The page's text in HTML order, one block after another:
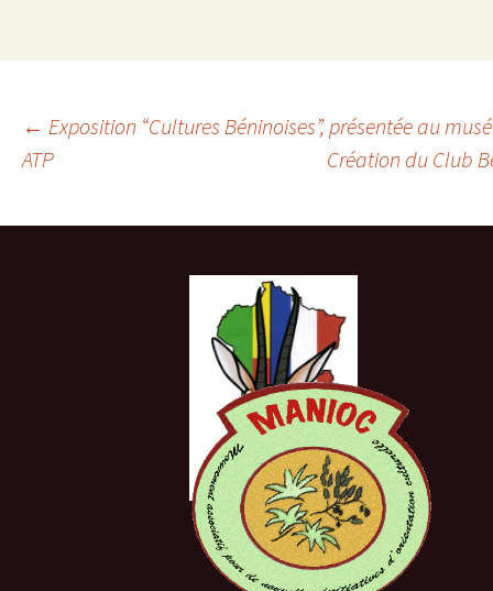
Navigation
des
← Exposition “Cultures Béninoises”, présentée au
ATP
Création du Club